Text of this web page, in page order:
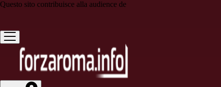
Questo sito contribuisce alla audience de